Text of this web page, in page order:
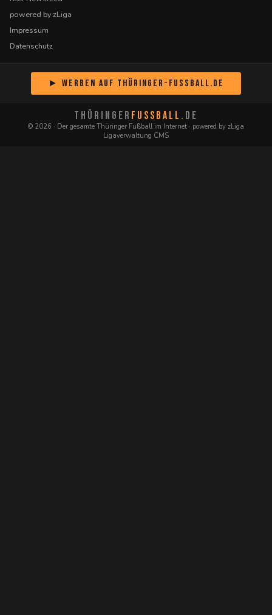
powered by zLiga
Impressum
Datenschutz
► Werben auf Thüringer-Fussball.de
THÜRINGER FUSSBALL .DE
© 2026 · Der gesamte Thüringer Fußball im Internet · powered by zLiga
Ligaverwaltung CMS